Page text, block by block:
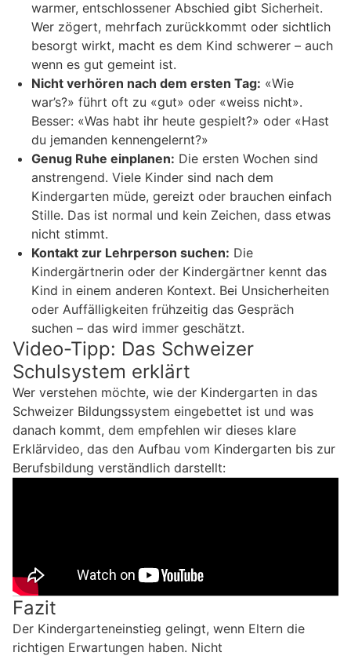
warmer, entschlossener Abschied gibt Sicherheit.
Wer zögert, mehrfach zurückkommt oder sichtlich
besorgt wirkt, macht es dem Kind schwerer – auch
wenn es gut gemeint ist.
Nicht verhören nach dem ersten Tag: «Wie
war’s?» führt oft zu «gut» oder «weiss nicht».
Besser: «Was habt ihr heute gespielt?» oder «Hast
du jemanden kennengelernt?»
Genug Ruhe einplanen: Die ersten Wochen sind
anstrengend. Viele Kinder sind nach dem
Kindergarten müde, gereizt oder brauchen einfach
Stille. Das ist normal und kein Zeichen, dass etwas
nicht stimmt.
Kontakt zur Lehrperson suchen: Die
Kindergärtnerin oder der Kindergärtner kennt das
Kind in einem anderen Kontext. Bei Unsicherheiten
oder Auffälligkeiten frühzeitig das Gespräch
suchen – das wird immer geschätzt.
Video-Tipp: Das Schweizer
Schulsystem erklärt
Wer verstehen möchte, wie der Kindergarten in das
Schweizer Bildungssystem eingebettet ist und was
danach kommt, dem empfehlen wir dieses klare
Erklärvideo, das den Aufbau vom Kindergarten bis zur
Berufsbildung verständlich darstellt:
Fazit
Der Kindergarteneinstieg gelingt, wenn Eltern die
richtigen Erwartungen haben. Nicht